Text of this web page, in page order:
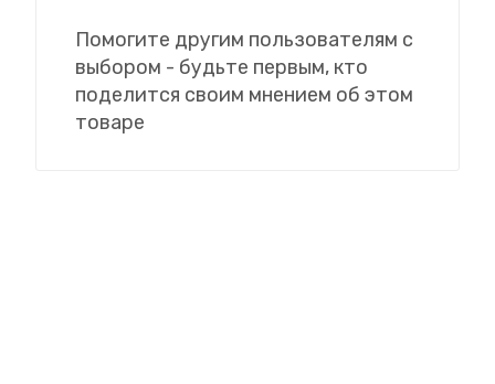
Помогите другим пользователям с
выбором - будьте первым, кто
поделится своим мнением об этом
товаре